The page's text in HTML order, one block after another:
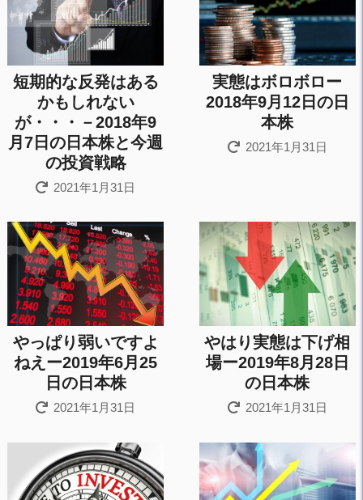
短期的な反発はある
かもしれない
が・・・－2018年9
月7日の日本株と今週
の投資戦略
2021年1月31日
実態はボロボロー
2018年9月12日の日
本株
2021年1月31日
やっぱり弱いですよ
ねえー2019年6月25
日の日本株
2021年1月31日
やはり実態は下げ相
場ー2019年8月28日
の日本株
2021年1月31日